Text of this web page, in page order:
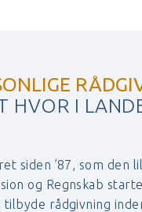
HVOR I
siden ’87, som den
og Regnskab
tilbyde rådgivning